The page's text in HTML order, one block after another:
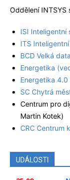
Oddělení INTSYS
ISI Inteligentní
ITS
BCD Velká
Energetika
Energetika
SC Chytrá
Centrum pro
Martin Kotek)
CRC Centrum
UDÁLOSTI